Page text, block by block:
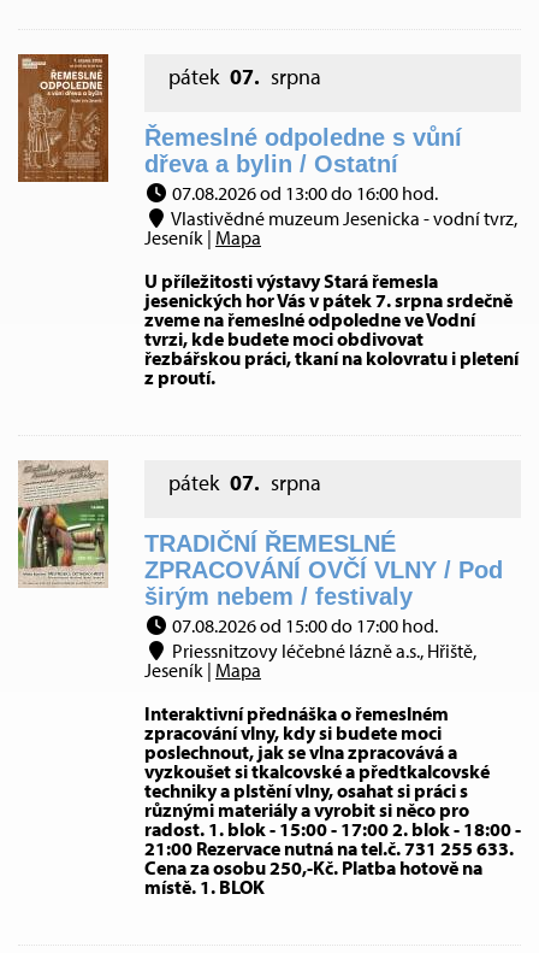
pátek 07. srpna
Řemeslné odpoledne s vůní
dřeva a bylin / Ostatní
07.08.2026 od 13:00 do 16:00 hod.
Vlastivědné muzeum Jesenicka - vodní tvrz,
Jeseník | Mapa
U příležitosti výstavy Stará řemesla
jesenických hor Vás v pátek 7. srpna srdečně
zveme na řemeslné odpoledne ve Vodní
tvrzi, kde budete moci obdivovat
řezbářskou práci, tkaní na kolovratu i pletení
z proutí.
pátek 07. srpna
TRADIČNÍ ŘEMESLNÉ
ZPRACOVÁNÍ OVČÍ VLNY / Pod
širým nebem / festivaly
07.08.2026 od 15:00 do 17:00 hod.
Priessnitzovy léčebné lázně a.s., Hřiště,
Jeseník | Mapa
Interaktivní přednáška o řemeslném
zpracování vlny, kdy si budete moci
poslechnout, jak se vlna zpracovává a
vyzkoušet si tkalcovské a předtkalcovské
techniky a plstění vlny, osahat si práci s
různými materiály a vyrobit si něco pro
radost. 1. blok - 15:00 - 17:00 2. blok - 18:00 -
21:00 Rezervace nutná na tel.č. 731 255 633.
Cena za osobu 250,-Kč. Platba hotově na
místě. 1. BLOK